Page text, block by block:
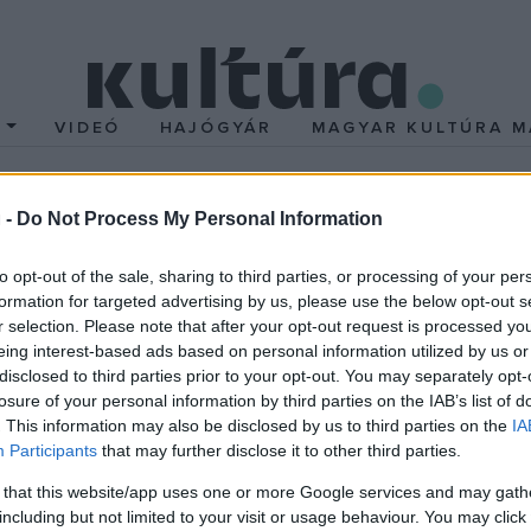
- Do Not Process My Personal Information
opt-out of the sale, sharing to third parties, or processing of your
for targeted advertising by us, please use the below opt-out
selection. Please note that after your opt-out request is processed
interest-based ads based on personal information utilized by us
to third parties prior to your opt-out. You may separately
of your personal information by third parties on the IAB’s list of
This information may also be disclosed by us to third parties on the
Participants that may further disclose it to other third parties.
that this website/app uses one or more Google services and may
but not limited to your visit or usage behaviour. You may
VIDEÓ HAJÓGYÁR MAGYAR KULTÚRA
művészettörténész,Wesselényi-Garay Andor
Juhász Attila, a USE divattervezője,Ivánka Katalin, az
másrészt pedig az iskola 2006-2007-es tanévének
és a valóban parázs szakmai vita ellenére reményt
és irányvonalat képviselnek, kitartó, elhivatott munkával